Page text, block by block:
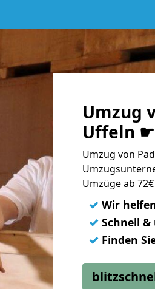
Umzug
Uffeln ☛
Umzug von
Umzüge ab 72€
✓ Wir
✓ Schnell
✓ Finden